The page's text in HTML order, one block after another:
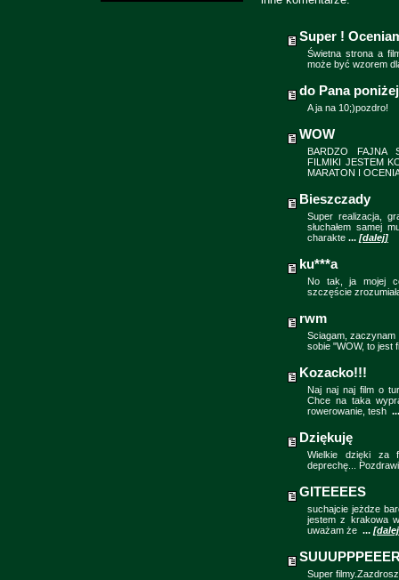
Super !
Świetna strona a
może być wzorem
do Pana
A ja na 10;)pozdro!
WOW
BARDZO FAJNA
FILMIKI JESTEM
MARATON I
Bieszczady
Super realizacja,
słuchałem samej
charakte ... [dalej]
ku***a
No tak, ja mojej
szczęście
rwm
Sciagam, zaczynam
sobie "WOW, to jest
Kozacko!!!
Naj naj naj film o
Chce na taka
rowerowanie, tesh ...
Dziękuję
Wielkie dzięki za
deprechę...
GITEEEES
suchajcie jeżdze
jestem z krakowa
uważam że ...
Super